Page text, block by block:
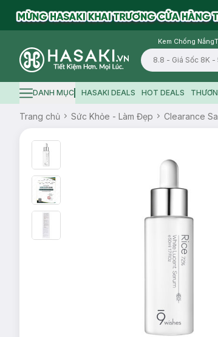
Kem Chống Nắng
Logo
Hamburger icon
DANH MỤC HASAKI DEALS HOT DEALS
Trang chủ Sức Khỏe - Làm Đẹp Clearance